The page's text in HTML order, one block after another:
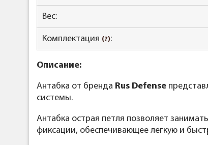
Вес:
Комплектация (?):
Описание:
Антабка от бренда Rus Defense
системы.
Антабка острая петля позволяет
фиксации, обеспечивающее легкую и